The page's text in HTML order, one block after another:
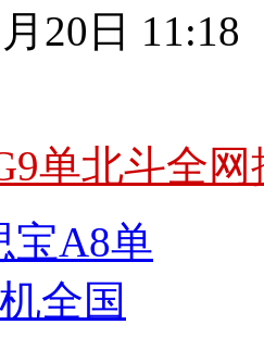
20日 11:18
单北斗全